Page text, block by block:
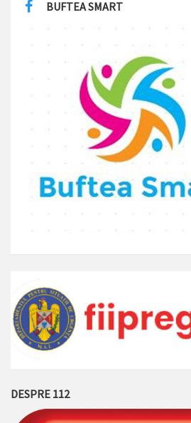
BUFTEA SMART
DESPRE 112